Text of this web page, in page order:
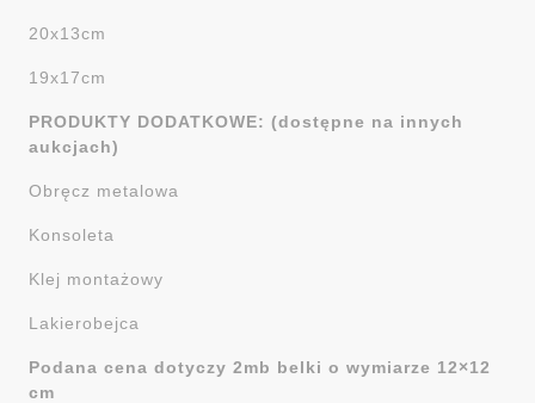
20x13cm
19x17cm
PRODUKTY DODATKOWE: (dostępne na innych
aukcjach)
Obręcz metalowa
Konsoleta
Klej montażowy
Lakierobejca
Podana cena dotyczy 2mb belki o wymiarze 12×12
cm